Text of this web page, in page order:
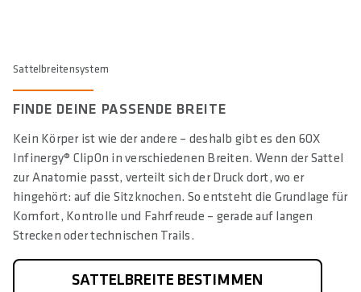
Sattelbreitensystem
FINDE DEINE PASSENDE BREITE
Kein Körper ist wie der andere – deshalb gibt es den 6OX
Infinergy® ClipOn in verschiedenen Breiten. Wenn der Sattel
zur Anatomie passt, verteilt sich der Druck dort, wo er
hingehört: auf die Sitzknochen. So entsteht die Grundlage für
Komfort, Kontrolle und Fahrfreude – gerade auf langen
Strecken oder technischen Trails.
SATTELBREITE BESTIMMEN